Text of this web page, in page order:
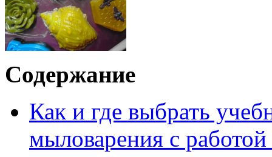
Содержание
Как и где выбрать
мыловарения с